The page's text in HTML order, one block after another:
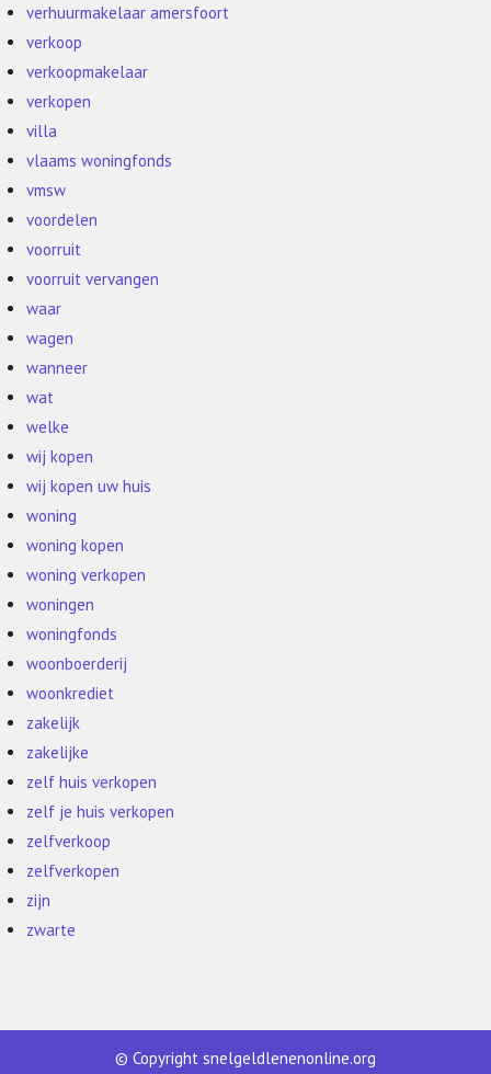
verhuurmakelaar amersfoort
verkoop
verkoopmakelaar
verkopen
villa
vlaams woningfonds
vmsw
voordelen
voorruit
voorruit vervangen
waar
wagen
wanneer
wat
welke
wij kopen
wij kopen uw huis
woning
woning kopen
woning verkopen
woningen
woningfonds
woonboerderij
woonkrediet
zakelijk
zakelijke
zelf huis verkopen
zelf je huis verkopen
zelfverkoop
zelfverkopen
zijn
zwarte
© Copyright snelgeldlenenonline.org